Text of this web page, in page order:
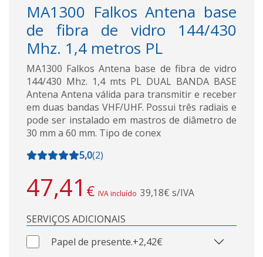
MA1300 Falkos Antena base
de fibra de vidro 144/430
Mhz. 1,4 metros PL
MA1300 Falkos Antena base de fibra de vidro
144/430 Mhz. 1,4 mts PL DUAL BANDA BASE
Antena Antena válida para transmitir e receber
em duas bandas VHF/UHF. Possui três radiais e
pode ser instalado em mastros de diâmetro de
30 mm a 60 mm. Tipo de conex
5,0(2)
47,41 € IVA incluído 39,18€ s/IVA
SERVIÇOS ADICIONAIS
Papel de presente.+2,42€